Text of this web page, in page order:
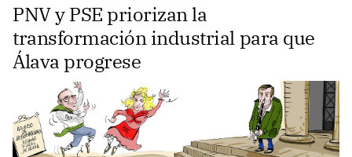
PNV y PSE priorizan la
transformación industrial para que
Álava progrese